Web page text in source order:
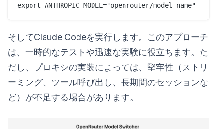
そしてClaude Codeを実行します。このアプローチ
は、一時的なテストや迅速な実験に役立ちます。た
だし、プロキシの実装によっては、堅牢性（ストリ
ーミング、ツール呼び出し、長期間のセッションな
ど）が不足する場合があります。